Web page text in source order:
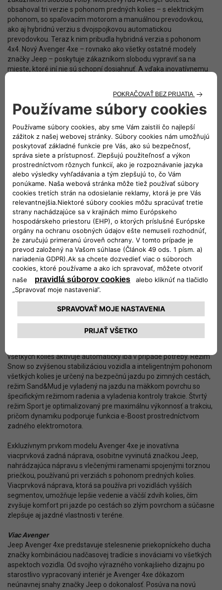
obsahoval tri verzie s pohonom predných kolies – s elektrickým
pohonom, so spaľovacím motorom a manuálnou prevodovkou,
ako aj hybridnú verziu s dvojspojkovou automatickou
prevodovkou. Teraz k nim pribudla hybridná verzia s pohonom
4x4. Nový Avenger 4xe – rovnako ako všetky ostatné modely
značky Jeep – poskytuje zákazníkom slobodu vypraviť sa na
mieste, ktoré iní nie sú schopní dosiahnuť. A vďaka inovatívnemu
Pri systéme pohonu 4xe modelu Avenger poháňa zadné kolesá
48-voltový elektromotor, vybavený redukčným prevodom s
pomerom 22,7:1, ktorý umožňuje mimoriadnu trakciu vďaka
krútiacemu momentu až 1900 Nm na zadných kolesách. To
umožňuje zdolávať stúpanie takmer 40 % na nespevnenom
štrkovom povrchu a do 20 % v prípade ak predné kolesá nemajú
záber.
Inteligentný systém pohonu všetkých kolies modelu Jeep Avenger
4xe je k dispozícii vždy, keď ho vodič skutočne potrebuje. Pri malej
rýchlosti (do 30 km/h) je pohon všetkých kolies permanentný, s
rozdelením krútiaceho momentu na nápravy v pomere 50:50
percent. V oblasti stredných rýchlostí (30 až 90 km/h) sa pohon
zadnej nápravy aktivuje automaticky iba v prípade potreby. Pri tom
zadný elektromotor zostáva nepretržite pripojený k zadným
kolesám, takže môže okamžite prevziať ich pohon. Pomer
krútiaceho momentu prenášaného na jednotlivé nápravy sa mení
podľa potreby zo základného nastavenia 50:50 percent. Pri
vysokých rýchlostiach (nad 90 km/h) vozidlo jazdí výlučne s
pohonom predných kolies a zadný elektromotor je odpojený aby
Funkcia Selec-Terrain umožňuje vodičovi modelu Avenger 4xe
nastaviť optimálny jazdný režim pre každú situáciu. Pri základnom
režime Auto, ktorý je ideálny na bežné každodenné jazdenie s
všetkých kolies aktivuje automaticky iba v prípade potreby. Režim
Snow so zvýšenou stabilizáciou vozidla a inteligentným pohonom
všetkých kolies je určený na bezpečnú jazdu po zimných cestách,
režim Sand&Mud je vyladený na jazdu na mäkkom povrchu so
špecifickým režimom radenia a vyladenia kontroly trakcie. Štvrtý
režim Sport je optimalizovaný pre maximálnu výkonnosť a trakciu,
pričom dynamiku podporuje funkcia e-Boost prostredníctvom
zadného elektromotora.
Exkluzívnym prvkom modelu Avenger 4xe je inovatívna
viacprvková zadná náprava, osobitne vyvinutá značkou Jeep,
nahrádzajúca nápravu s vlečenými ramenami spojenými torznou
priečkou, používanú pri verziách s pohonom predných kolies.
Viacprvková náprava, ktorá sa používa pri vozidlách vyšších
segmentov, umožňuje lepšie vedenie a väčší zdvih kolies, čím
zvyšuje komfort pri jazde po cestách so zlým povrchom a súčasne
zlepšuje aj jazdné vlastnosti v teréne.
Viac Avenger
Jeep Avenger 4xe predstavuje stelesnenie priekopníckeho ducha
značky kombináciou nadčasovej tradície s inováciami vo všetkých
aspektoch vozidla. Od svojho výrazného vonkajšieho dizajnu po
starostlivo vypracovaný interiér je Avenger 4xe dôkazom
neúnavnej snahy značky Jeep o dokonalosť. Posúva na novú